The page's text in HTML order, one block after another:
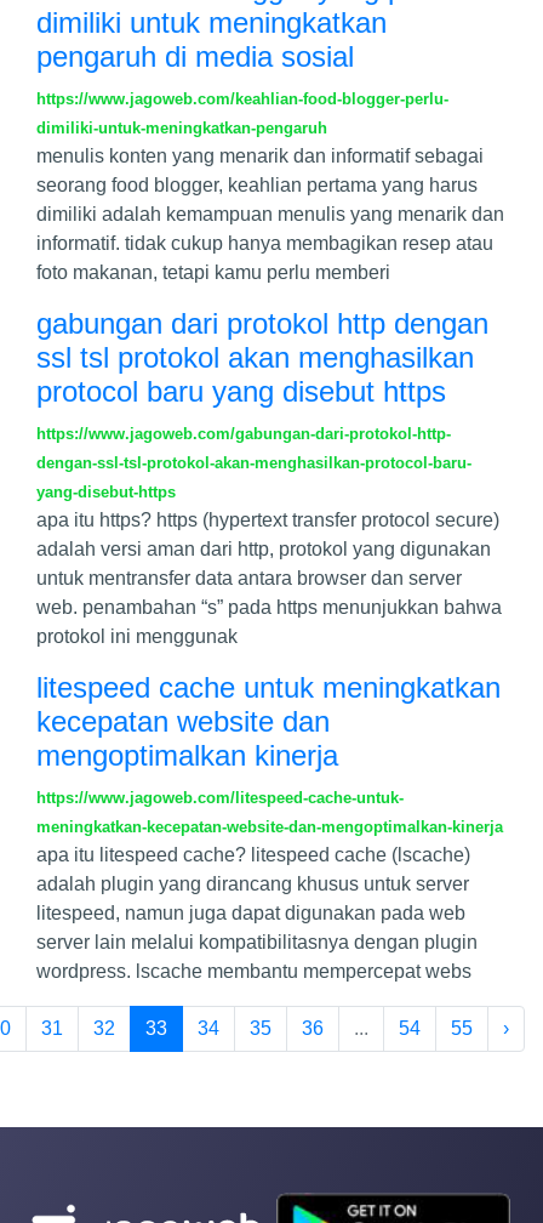
dimiliki untuk meningkatkan
pengaruh di media sosial
https://www.jagoweb.com/keahlian-food-blogger-perlu-
dimiliki-untuk-meningkatkan-pengaruh
menulis konten yang menarik dan informatif sebagai
seorang food blogger, keahlian pertama yang harus
dimiliki adalah kemampuan menulis yang menarik dan
informatif. tidak cukup hanya membagikan resep atau
foto makanan, tetapi kamu perlu memberi
gabungan dari protokol http dengan
ssl tsl protokol akan menghasilkan
protocol baru yang disebut https
https://www.jagoweb.com/gabungan-dari-protokol-http-
dengan-ssl-tsl-protokol-akan-menghasilkan-protocol-baru-
yang-disebut-https
apa itu https? https (hypertext transfer protocol secure)
adalah versi aman dari http, protokol yang digunakan
untuk mentransfer data antara browser dan server
web. penambahan “s” pada https menunjukkan bahwa
protokol ini menggunak
litespeed cache untuk meningkatkan
kecepatan website dan
mengoptimalkan kinerja
https://www.jagoweb.com/litespeed-cache-untuk-
meningkatkan-kecepatan-website-dan-mengoptimalkan-kinerja
apa itu litespeed cache? litespeed cache (lscache)
adalah plugin yang dirancang khusus untuk server
litespeed, namun juga dapat digunakan pada web
server lain melalui kompatibilitasnya dengan plugin
wordpress. lscache membantu mempercepat webs
31 32 33 34 35 36 ... 54 55 ›